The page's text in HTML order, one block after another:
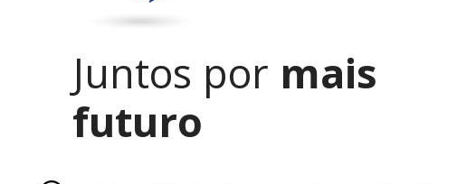
Juntos por mais
futuro